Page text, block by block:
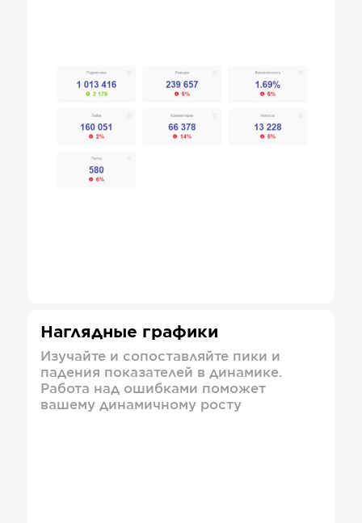
Наглядные графики
Изучайте и сопоставляйте пики и
падения показателей в динамике.
Работа над ошибками поможет
вашему динамичному росту